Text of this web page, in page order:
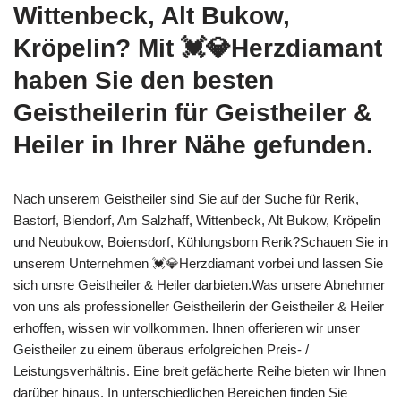
Wittenbeck, Alt Bukow,
Kröpelin? Mit 💓️💎Herzdiamant
haben Sie den besten
Geistheilerin für Geistheiler &
Heiler in Ihrer Nähe gefunden.
Nach unserem Geistheiler sind Sie auf der Suche für Rerik,
Bastorf, Biendorf, Am Salzhaff, Wittenbeck, Alt Bukow, Kröpelin
und Neubukow, Boiensdorf, Kühlungsborn Rerik?Schauen Sie in
unserem Unternehmen 💓️💎Herzdiamant vorbei und lassen Sie
sich unsre Geistheiler & Heiler darbieten.Was unsere Abnehmer
von uns als professioneller Geistheilerin der Geistheiler & Heiler
erhoffen, wissen wir vollkommen. Ihnen offerieren wir unser
Geistheiler zu einem überaus erfolgreichen Preis- /
Leistungsverhältnis. Eine breit gefächerte Reihe bieten wir Ihnen
darüber hinaus. In unterschiedlichen Bereichen finden Sie